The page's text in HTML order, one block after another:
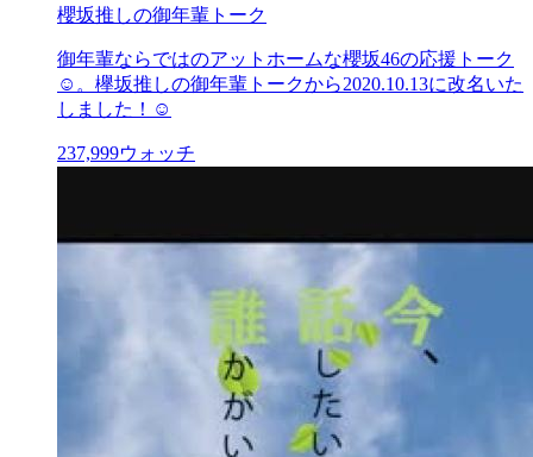
櫻坂推しの御年輩トーク
御年輩ならではのアットホームな櫻坂46の応援トーク
☺️。欅坂推しの御年輩トークから2020.10.13に改名いた
しました！☺️
237,999ウォッチ